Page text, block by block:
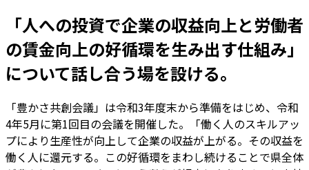
「人への投資で企業の収益向上と労働者
の賃金向上の好循環を生み出す仕組み」
について話し合う場を設ける。
「豊かさ共創会議」は令和3年度末から準備をはじめ、令和
4年5月に第1回目の会議を開催した。「働く人のスキルアッ
プにより生産性が向上して企業の収益が上がる。その収益を
働く人に還元する。この好循環をまわし続けることで県全体